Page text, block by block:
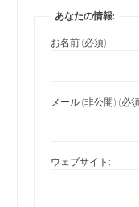
あなたの情報:
お名前 (必須)
メール (非公開) (必
ウェブサイト: